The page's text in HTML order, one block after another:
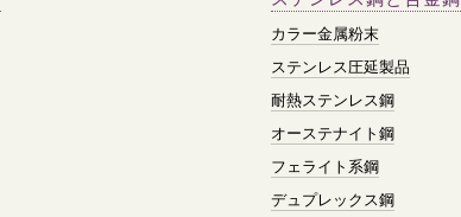
カラー金属粉末
ステンレス圧延製品
耐熱ステンレス鋼
オーステナイト鋼
フェライト系鋼
デュプレックス鋼